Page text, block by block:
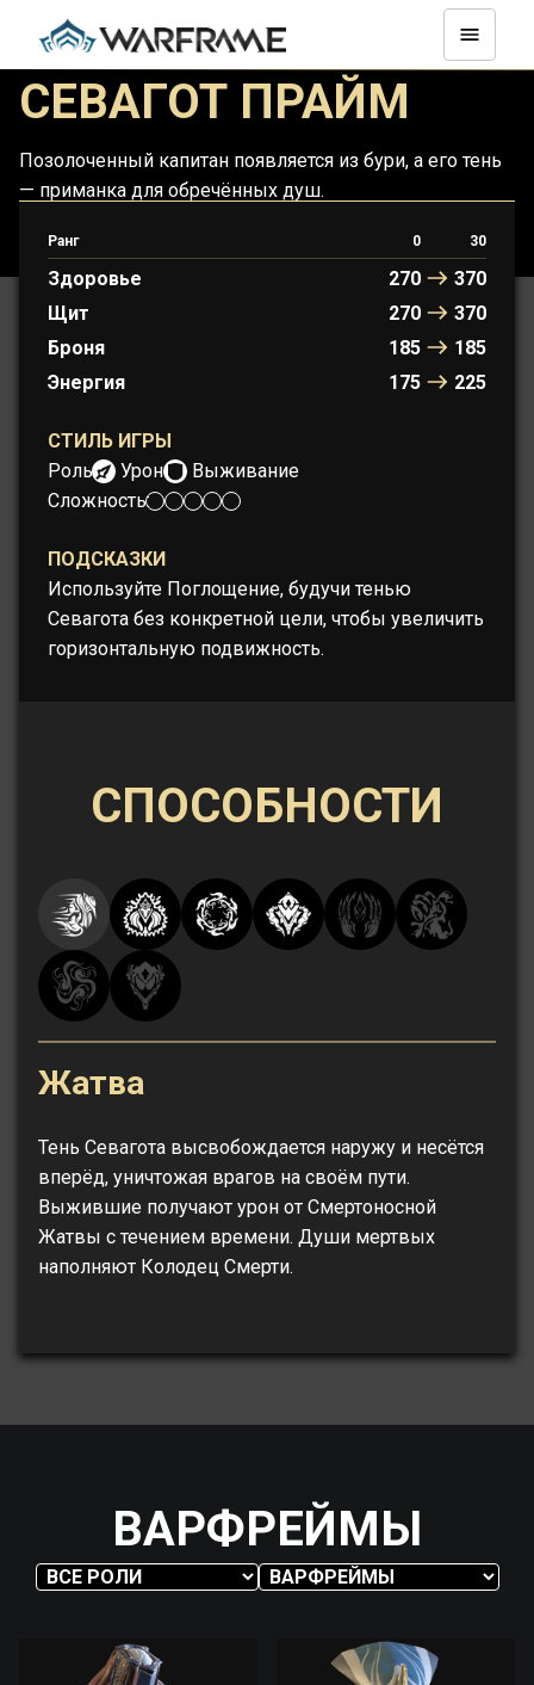
СЕВАГОТ ПРАЙМ
Позолоченный капитан появляется из бури, а его тень
— приманка для обречённых душ.
СЕВАГОТ ПРАЙМ
Ранг 0 30
Здоровье 270
370
Щит
270
370
Броня
185
185
Энергия
175 225
СТИЛЬ ИГРЫ
Роль:
Урон
Выживание
Сложность:
ПОДСКАЗКИ
Используйте Поглощение, будучи тенью
Севагота без конкретной цели, чтобы увеличить
горизонтальную подвижность.
СПОСОБНОСТИ
Жатва
Тень Севагота высвобождается наружу и несётся
вперёд, уничтожая врагов на своём пути.
Выжившие получают урон от Смертоносной
Жатвы с течением времени. Души мертвых
наполняют Колодец Смерти.
ВАРФРЕЙМЫ